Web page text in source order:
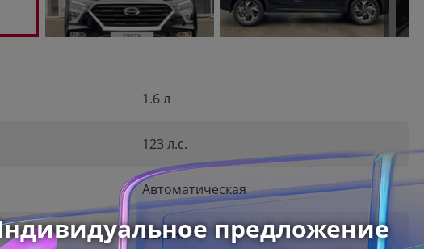
1.6 л
123 л.с.
Автоматическая
Бензин